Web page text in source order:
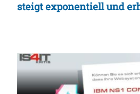
steigt exponentiell und